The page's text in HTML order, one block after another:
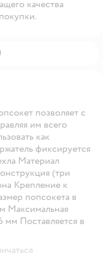
качества
позволяет с
им всего
как
фиксируется
Материал
(три
Крепление к
попсокета в
Максимальная
мм Поставляется в